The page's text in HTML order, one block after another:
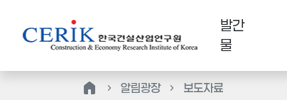
발간
물
home 알림광장 보도자료